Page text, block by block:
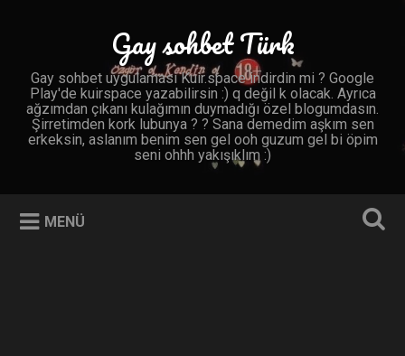
Gay sohbet Türk
Gay sohbet uygulaması Kuir.space indirdin mi ? Google
Play'de kuirspace yazabilirsin :) q değil k olacak. Ayrıca
ağzımdan çıkanı kulağımın duymadığı özel blogumdasın.
Şirretimden kork lubunya ? ? Sana demedim aşkım sen
erkeksin, aslanım benim sen gel ooh guzum gel bi öpim
seni ohhh yakışıklım :)
MENÜ